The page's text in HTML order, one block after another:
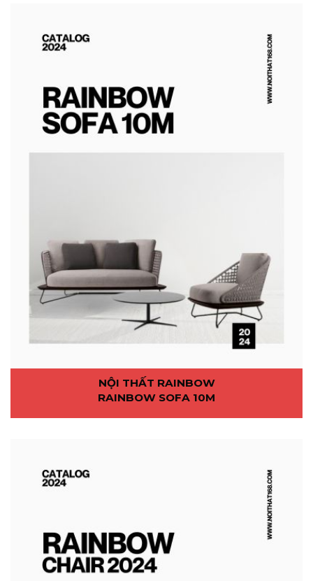
NỘI THẤT RAINBOW
RAINBOW SOFA 10M